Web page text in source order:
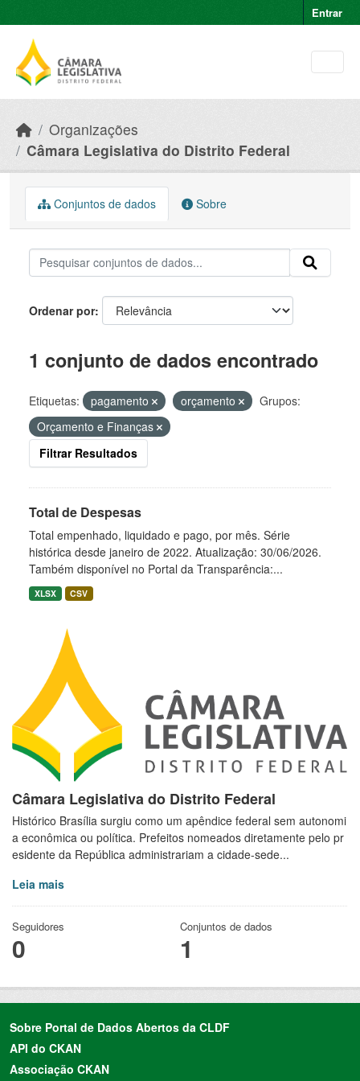
Entrar
Organizações
Câmara Legislativa do Distrito Federal
Câmara Legislativa do Distrito Federal
Histórico Brasília surgiu como um apêndice federal sem autonomi
a econômica ou política. Prefeitos nomeados diretamente pelo pr
esidente da República administrariam a cidade-sede...
Leia mais
Seguidores
0
Conjuntos de dados
1
Conjuntos de dados Sobre
Ordenar por
1 conjunto de dados encontrado
Etiquetas: pagamento orçamento
Grupos:
Orçamento e Finanças
Filtrar Resultados
Total de Despesas
Total empenhado, liquidado e pago, por mês. Série
histórica desde janeiro de 2022. Atualização: 30/06/2026.
Também disponível no Portal da Transparência:...
XLSX CSV
Sobre Portal de Dados Abertos da CLDF
API do CKAN
Associação CKAN